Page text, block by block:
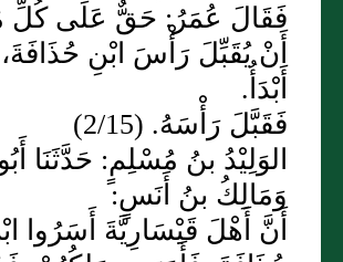
فَقَالَ عُمَرُ: حَقٌّ عَلَى كُلِّ
أَنْ يُقَبِّلَ رَأْسَ ابْنِ حُذَافَةَ،
أَبْدَأُ.
فَقَبَّلَ رَأْسَهُ. (2/15)
الوَلِيْدُ بنُ مُسْلِمٍ: حَدَّثَنَا
وَمَالِكُ بنُ أَنَسٍ:
أَنَّ أَهْلَ قَيْسَارِيَّةَ أَسَرُوا